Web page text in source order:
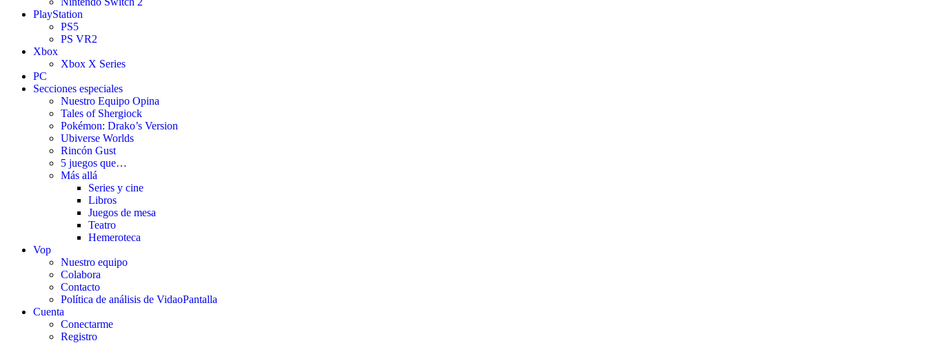
PlayStation
PS5
PS VR2
Xbox
Xbox X Series
PC
Secciones especiales
Nuestro Equipo Opina
Tales of Shergiock
Pokémon: Drako’s Version
Ubiverse Worlds
Rincón Gust
5 juegos que…
Más allá
Series y cine
Libros
Juegos de mesa
Teatro
Hemeroteca
Vop
Nuestro equipo
Colabora
Contacto
Política de análisis de VidaoPantalla
Cuenta
Conectarme
Registro